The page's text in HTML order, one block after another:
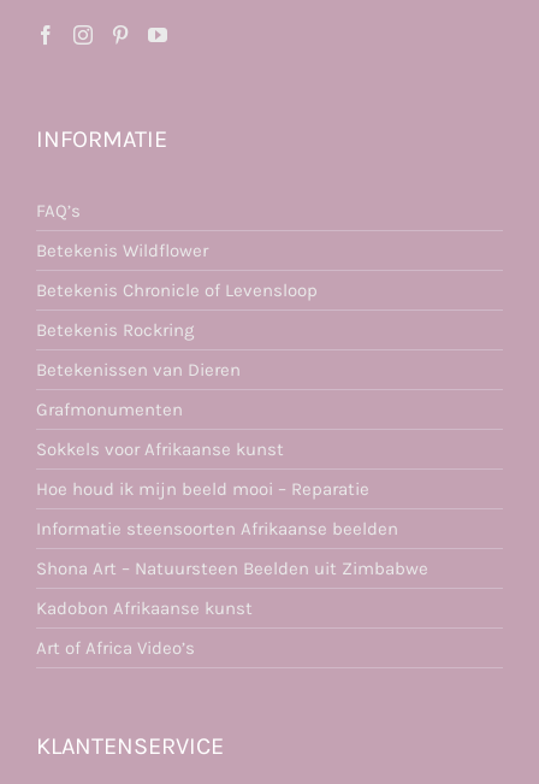
INFORMATIE
FAQ’s
Betekenis Wildflower
Betekenis Chronicle of Levensloop
Betekenis Rockring
Betekenissen van Dieren
Grafmonumenten
Sokkels voor Afrikaanse kunst
Hoe houd ik mijn beeld mooi – Reparatie
Informatie steensoorten Afrikaanse beelden
Shona Art – Natuursteen Beelden uit Zimbabwe
Kadobon Afrikaanse kunst
Art of Africa Video’s
KLANTENSERVICE